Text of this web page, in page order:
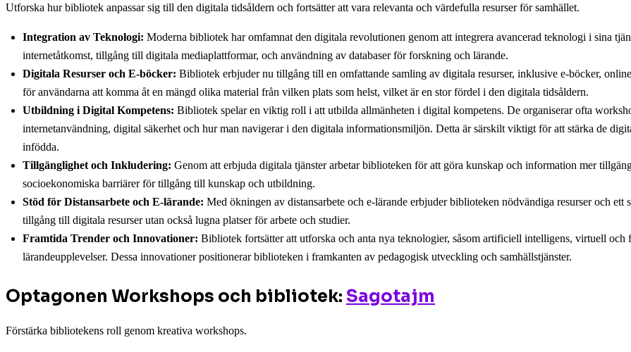
Utforska hur bibliotek anpassar sig till den digitala tidsåldern och fortsätter att vara relevanta och värdefulla resurser för samhället.
Integration av Teknologi: Moderna bibliotek har omfamnat den digitala revolutionen genom att integrera avancerad teknologi i sina
internetåtkomst, tillgång till digitala mediaplattformar, och användning av databaser för forskning och lärande.
Digitala Resurser och E-böcker: Bibliotek erbjuder nu tillgång till en omfattande samling av digitala resurser, inklusive e-böcker,
för användarna att komma åt en mängd olika material från vilken plats som helst, vilket är en stor fördel i den digitala tidsåldern.
Utbildning i Digital Kompetens: Bibliotek spelar en viktig roll i att utbilda allmänheten i digital kompetens. De organiserar ofta
internetanvändning, digital säkerhet och hur man navigerar i den digitala informationsmiljön. Detta är särskilt viktigt för att stärka de
infödda.
Tillgänglighet och Inkludering: Genom att erbjuda digitala tjänster arbetar biblioteken för att göra kunskap och information mer
socioekonomiska barriärer för tillgång till kunskap och utbildning.
Stöd för Distansarbete och E-lärande: Med ökningen av distansarbete och e-lärande erbjuder biblioteken nödvändiga resurser och
tillgång till digitala resurser utan också lugna platser för arbete och studier.
Framtida Trender och Innovationer: Bibliotek fortsätter att utforska och anta nya teknologier, såsom artificiell intelligens, virtuell
lärandeupplevelser. Dessa innovationer positionerar biblioteken i framkanten av pedagogisk utveckling och samhällstjänster.
Optagonen Workshops och bibliotek: Sagotajm
Förstärka bibliotekens roll genom kreativa workshops.